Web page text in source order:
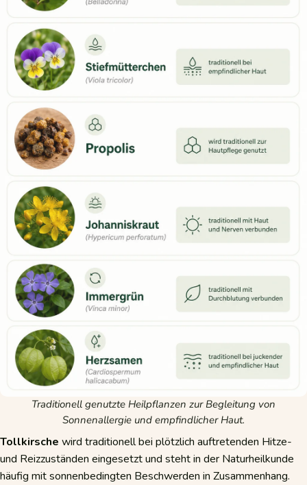
Traditionell genutzte Heilpflanzen zur Begleitung von
Sonnenallergie und empfindlicher Haut.
Tollkirsche wird traditionell bei plötzlich auftretenden Hitze-
und Reizzuständen eingesetzt und steht in der Naturheilkunde
häufig mit sonnenbedingten Beschwerden in Zusammenhang.